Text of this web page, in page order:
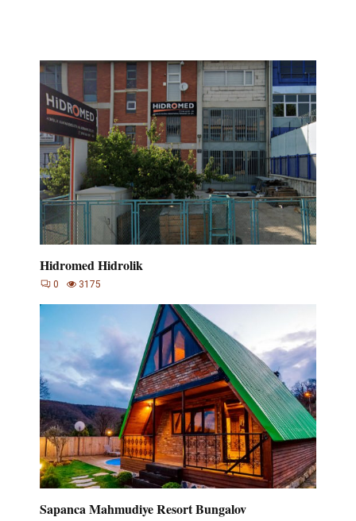
Hidromed Hidrolik
0 3175
Sapanca Mahmudiye Resort Bungalov